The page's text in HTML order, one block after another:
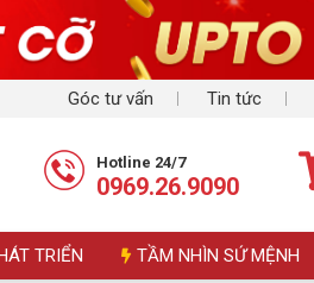
Góc tư vấn Tin tức
Hotline 24/7
0969.26.9090
TRIỂN TẦM NHÌN SỨ MỆNH